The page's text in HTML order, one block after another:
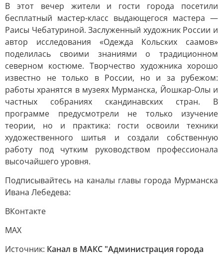
В этот вечер жители и гости города посетили
бесплатный мастер-класс выдающегося мастера —
Раисы Чебатуриной. Заслуженный художник России и
автор исследования «Одежда Кольских саамов»
поделилась своими знаниями о традиционном
северном костюме. Творчество художника хорошо
известно не только в России, но и за рубежом:
работы хранятся в музеях Мурманска, Йошкар-Олы и
частных собраниях скандинавских стран. В
программе предусмотрели не только изучение
теории, но и практика: гости освоили техники
художественного шитья и создали собственную
работу под чутким руководством профессионала
высочайшего уровня.
Подписывайтесь на каналы главы города Мурманска
Ивана Лебедева:
ВКонтакте
MAX
Источник: Канал в МАКС "Администрация города